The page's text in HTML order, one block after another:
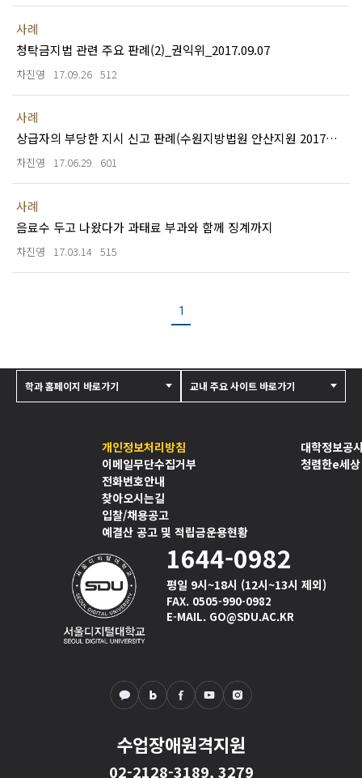
사례
청탁금지법 관련 주요 판례(2)_권익위_2017.09.07
차진영 17.09.26 512
사례
상급자의 부당한 지시 신고 판례(수원지방법원 안산지원 2017과4 결정)_2017.05.25
차진영 17.06.29 601
사례
음료수 두고 나왔다가 과태료 부과와 함께 징계까지
차진영 17.03.14 515
1
개인정보처리방침
이메일무단수집거부
전화번호안내
찾아오시는길
입찰/채용공고
예결산 공고 및 적립금운용현황
대학정보공
청렴한e세상
1644-0982
평일 9시~18시 (12시~13시 제외)
FAX. 0505-990-0982
E-MAIL. GO@SDU.AC.KR
수업장애원격지원
02-2128-3189, 3279
학과 홈페이지 바로가기 교내 주요 사이트 바로가기